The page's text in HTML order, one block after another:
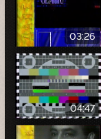
03:26
04:47